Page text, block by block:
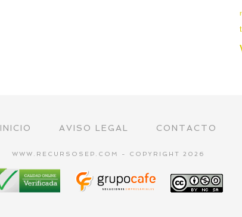
INICIO AVISO LEGAL CONTACTO
WWW.RECURSOSEP.COM - COPYRIGHT 2026